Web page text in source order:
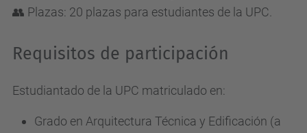
👥 Plazas: 20 plazas para estudiantes de la UPC.
Requisitos de participación
Estudiantado de la UPC matriculado en:
Grado en Arquitectura Técnica y Edificación (a